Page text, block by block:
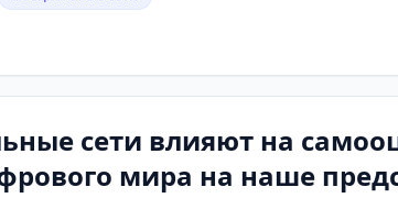
сети влияют на
мира на наше